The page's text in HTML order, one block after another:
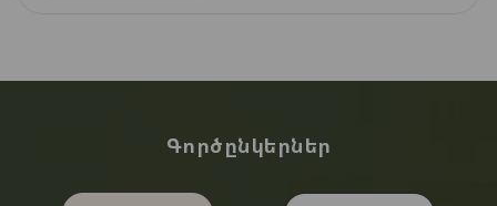
Գործընկերներ